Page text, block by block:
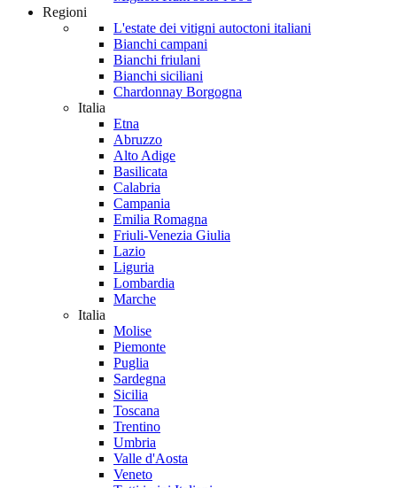
Regioni
L'estate dei vitigni autoctoni italiani
Bianchi campani
Bianchi friulani
Bianchi siciliani
Chardonnay Borgogna
Italia
Etna
Abruzzo
Alto Adige
Basilicata
Calabria
Campania
Emilia Romagna
Friuli-Venezia Giulia
Lazio
Liguria
Lombardia
Marche
Italia
Molise
Piemonte
Puglia
Sardegna
Sicilia
Toscana
Trentino
Umbria
Valle d'Aosta
Veneto